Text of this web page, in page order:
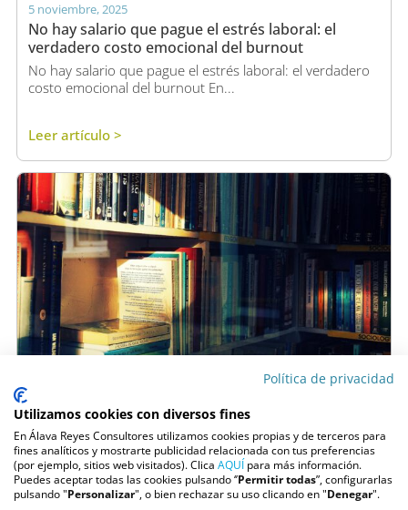
5 noviembre, 2025
No hay salario que pague el estrés laboral: el
verdadero costo emocional del burnout
No hay salario que pague el estrés laboral: el verdadero
costo emocional del burnout En...
Leer artículo >
4 septiembre, 2025
Libros de autoayuda: ¿herramienta de crecimiento
o arma de doble filo?
Libros de autoayuda: ¿herramienta de crecimiento o
arma de doble filo? En los últimos años,...
Política de privacidad
Utilizamos cookies con diversos fines
En Álava Reyes Consultores utilizamos cookies propias y de terceros para
fines analíticos y mostrarte publicidad relacionada con tus preferencias
(por ejemplo, sitios web visitados). Clica AQUÍ para más información.
Puedes aceptar todas las cookies pulsando ‘’Permitir todas”, configurarlas
pulsando "Personalizar", o bien rechazar su uso clicando en "Denegar".